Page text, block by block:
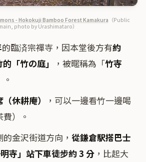
- Hokokuji Bamboo Forest Kamakura （Public
photo by Urashimataro）
的臨済宗禪寺，因本堂後方有約
「竹の庭」
，被暱稱為「竹寺
。
休耕庵）
，可以一邊看竹一邊喝
）。
金沢街道方向， 從鎌倉駅搭巴士
寺」站下車徒步約 3 分 ，比起大